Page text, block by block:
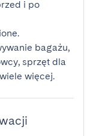
i po
bagażu,
sprzęt dla
więcej.